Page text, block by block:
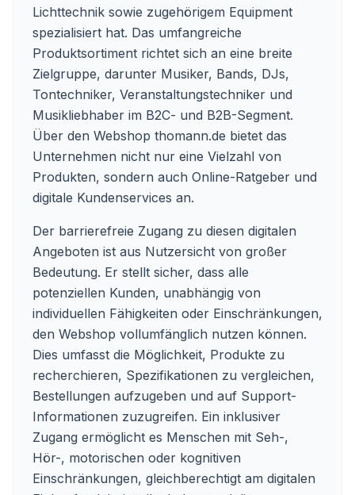
Lichttechnik sowie zugehörigem Equipment
spezialisiert hat. Das umfangreiche
Produktsortiment richtet sich an eine breite
Zielgruppe, darunter Musiker, Bands, DJs,
Tontechniker, Veranstaltungstechniker und
Musikliebhaber im B2C- und B2B-Segment.
Über den Webshop thomann.de bietet das
Unternehmen nicht nur eine Vielzahl von
Produkten, sondern auch Online-Ratgeber und
digitale Kundenservices an.
Der barrierefreie Zugang zu diesen digitalen
Angeboten ist aus Nutzersicht von großer
Bedeutung. Er stellt sicher, dass alle
potenziellen Kunden, unabhängig von
individuellen Fähigkeiten oder Einschränkungen,
den Webshop vollumfänglich nutzen können.
Dies umfasst die Möglichkeit, Produkte zu
recherchieren, Spezifikationen zu vergleichen,
Bestellungen aufzugeben und auf Support-
Informationen zuzugreifen. Ein inklusiver
Zugang ermöglicht es Menschen mit Seh-,
Hör-, motorischen oder kognitiven
Einschränkungen, gleichberechtigt am digitalen